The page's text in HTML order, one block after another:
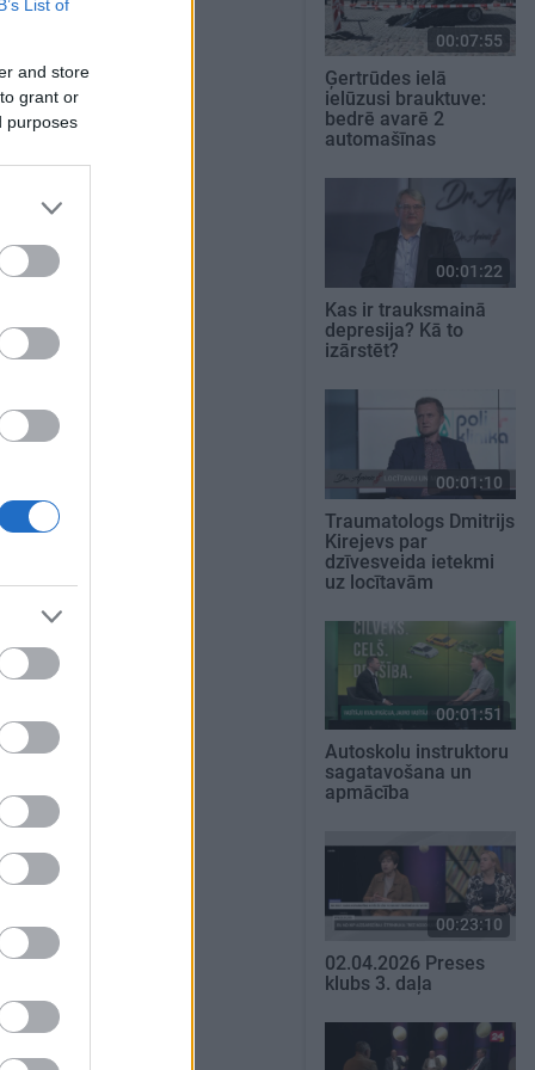
List of
and store
grant or
purposes
00:07:55
Ģertrūdes ielā
ielūzusi brauktuve:
bedrē avarē 2
automašīnas
00:01:22
Kas ir trauksmainā
depresija? Kā to
izārstēt?
00:01:10
Traumatologs Dmitrijs
Kirejevs par
dzīvesveida ietekmi
uz locītavām
00:01:51
Autoskolu instruktoru
sagatavošana un
apmācība
00:23:10
02.04.2026 Preses
klubs 3. daļa